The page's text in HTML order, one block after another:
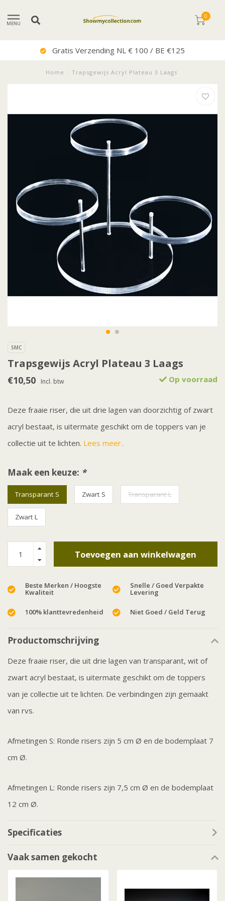
MENU
0
Gratis Verzending NL € 100 / BE €125
Home Trapsgewijs Acryl Plateau 3 Laags
SMC
Trapsgewijs Acryl Plateau 3 Laags
€10,50 Incl. btw Op voorraad
Deze fraaie riser, die uit drie lagen van doorzichtig of zwart
acryl bestaat, is uitermate geschikt om de toppers van je
collectie uit te lichten. Lees meer..
Maak een keuze: *
Transparant S Zwart S Transparant L
Zwart L
Toevoegen aan winkelwagen
Beste Merken / Hoogste
Kwaliteit
Snelle / Goed Verpakte
Levering
100% klanttevredenheid Niet Goed / Geld Terug
Productomschrijving
Deze fraaie riser, die uit drie lagen van transparant, wit of
zwart acryl bestaat, is uitermate geschikt om de toppers
van je collectie uit te lichten. De verbindingen zijn gemaakt
van rvs.
Afmetingen S: Ronde risers zijn 5 cm Ø en de bodemplaat 7
cm Ø.
Afmetingen L: Ronde risers zijn 7,5 cm Ø en de bodemplaat
12 cm Ø.
Specificaties
Vaak samen gekocht